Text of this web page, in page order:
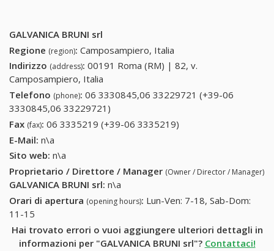
GALVANICA BRUNI srl
Regione (region): Camposampiero, Italia
Indirizzo (address): 00191 Roma (RM) | 82, v.
Camposampiero, Italia
Telefono (phone): 06 3330845,06 33229721 (+39-06
3330845,06 33229721)
3330845,06 33229721)
Fax (fax): 06 3335219 (+39-06 3335219)
E-Mail: n\a
Sito web: n\a
Proprietario / Direttore / Manager (Owner / Director / Manager)
GALVANICA BRUNI srl: n\a
Orari di apertura (opening hours): Lun-Ven: 7-18, Sab-Dom:
11-15
Hai trovato errori o vuoi aggiungere ulteriori dettagli in
informazioni per "GALVANICA BRUNI srl"? Contattaci!